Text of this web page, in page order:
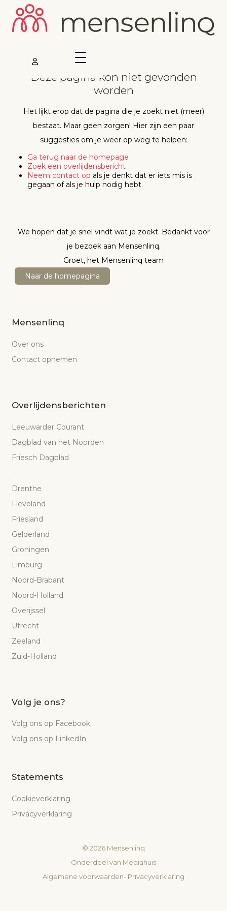
Deze pagina kon niet gevonden
worden
Het lijkt erop dat de pagina die je zoekt niet (meer)
bestaat. Maar geen zorgen! Hier zijn een paar
suggesties om je weer op weg te helpen:
Ga terug naar de homepage
Zoek een overlijdensbericht
Neem contact op als je denkt dat er iets mis is
gegaan of als je hulp nodig hebt.
We hopen dat je snel vindt wat je zoekt. Bedankt voor
je bezoek aan Mensenlinq.
Groet, het Mensenlinq team
Naar de homepagina
Mensenlinq
Over ons
Contact opnemen
Overlijdensberichten
Leeuwarder Courant
Dagblad van het Noorden
Friesch Dagblad
Drenthe
Flevoland
Friesland
Gelderland
Groningen
Limburg
Noord-Brabant
Noord-Holland
Overijssel
Utrecht
Zeeland
Zuid-Holland
Volg je ons?
Volg ons op Facebook
Volg ons op LinkedIn
Statements
Cookieverklaring
Privacyverklaring
© 2026Mensenlinq
Onderdeel van Mediahuis
Algemene voorwaarden- Privacyverklaring